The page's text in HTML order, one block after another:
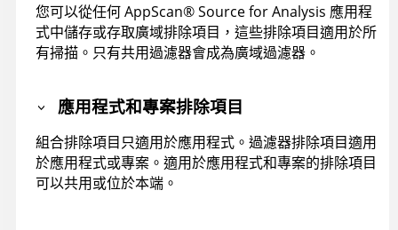
您可以從任何AppScan®Source for Analysis 應用程
式中儲存或存取廣域排除項目，這些排除項目適用於所
有掃描。只有共用過濾器會成為廣域過濾器。
應用程式和專案排除項目
組合排除項目只適用於應用程式。過濾器排除項目適用
於應用程式或專案。適用於應用程式和專案的排除項目
可以共用或位於本端。